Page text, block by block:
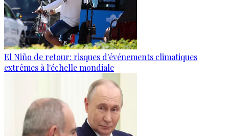
El Niño de retour: risques d'événements climatiques
extrêmes à l'échelle mondiale